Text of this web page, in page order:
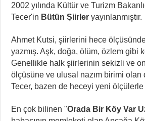
2002 yılında Kültür ve Turizm
Tecer'in Bütün Şiirler yayınlanmıştır.
Ahmet Kutsi, şiirlerini hece
yazmış. Aşk, doğa, ölüm, özlem gibi
Genellikle halk şiirlerinin sekizli ve
ölçüsüne ve ulusal nazım birimi olan
Tecer, bazen de heceyi yeni ölçülerle
En çok bilinen "Orada Bir Köy Var